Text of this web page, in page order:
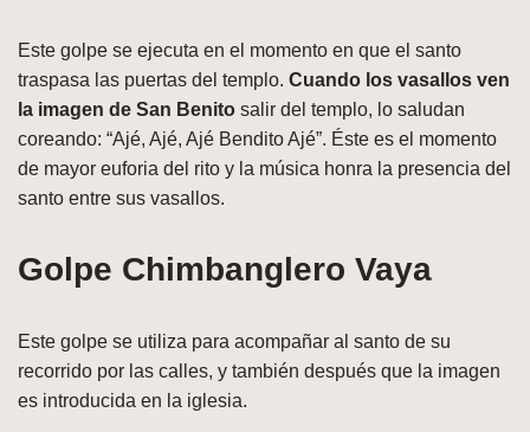
Este golpe se ejecuta en el momento en que el santo
traspasa las puertas del templo. Cuando los vasallos ven
la imagen de San Benito salir del templo, lo saludan
coreando: “Ajé, Ajé, Ajé Bendito Ajé”. Éste es el momento
de mayor euforia del rito y la música honra la presencia del
santo entre sus vasallos.
Golpe Chimbanglero Vaya
Este golpe se utiliza para acompañar al santo de su
recorrido por las calles, y también después que la imagen
es introducida en la iglesia.